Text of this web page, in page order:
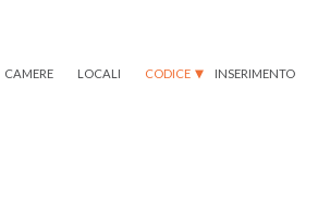
CAMERE LOCALI CODICE INSERIMENTO